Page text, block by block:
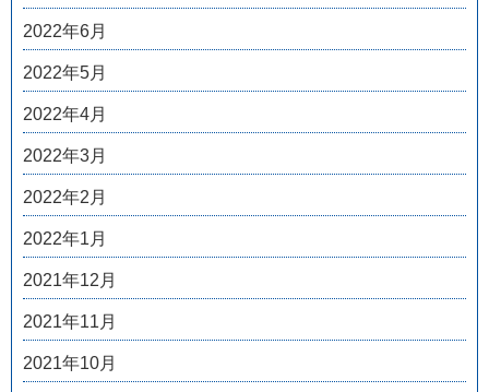
2022年6月
2022年5月
2022年4月
2022年3月
2022年2月
2022年1月
2021年12月
2021年11月
2021年10月